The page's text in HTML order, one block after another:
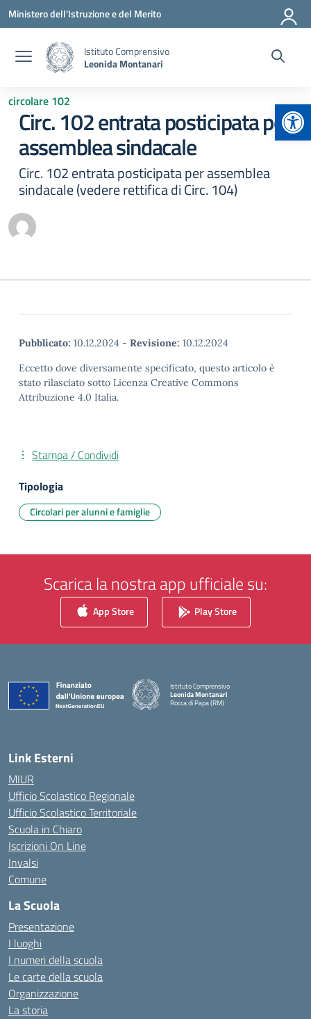
Vai ai contenuti
Vai al menu di navigazione
Vai al footer
Ministero dell'Istruzione e del Merito
Istituto Comprensivo
Leonida Montanari
circolare 102
Circ. 102 entrata posticipata per
assemblea sindacale
Circ. 102 entrata posticipata per assemblea
sindacale (vedere rettifica di Circ. 104)
Pubblicato: 10.12.2024 - Revisione: 10.12.2024
Eccetto dove diversamente specificato, questo articolo è
stato rilasciato sotto Licenza Creative Commons
Attribuzione 4.0 Italia.
Stampa / Condividi
Tipologia
Circolari per alunni e famiglie
Scarica la nostra app ufficiale su:
App Store Play Store
Istituto Comprensivo
Leonida Montanari
Rocca di Papa (RM)
— Visita la pagina iniziale della scuola
Link Esterni
MIUR
Ufficio Scolastico Regionale
Ufficio Scolastico Territoriale
Scuola in Chiaro
Iscrizioni On Line
Invalsi
Comune
La Scuola
Presentazione
I luoghi
I numeri della scuola
Le carte della scuola
Organizzazione
La storia